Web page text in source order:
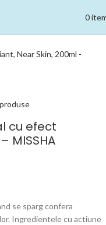
0
cu efect
MISSHA
se sparg confera
Ingredientele cu actiune